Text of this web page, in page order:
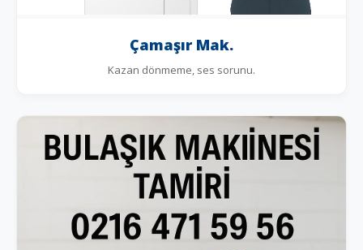
Çamaşır Mak.
Kazan dönmeme, ses sorunu.